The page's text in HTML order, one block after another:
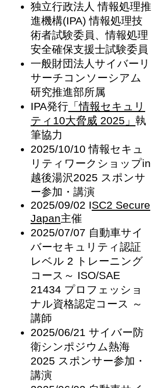
独立行政法人 情報処理推
進機構(IPA) 情報処理技
術者試験委員、情報処理
安全確保支援士試験委員
一般財団法人サイバーリ
サーチコンソーシアム
研究推進部所属
IPA発行 「情報セキュリ
ティ10大脅威 2025」 執
筆協力
2025/10/10 情報セキュ
リティワークショップin
越後湯沢2025 スポンサ
ー参加・講演
2025/09/02 ISC2 Secure
Japan主催
2025/07/07 自動車サイ
バーセキュリティ認証
レベル 2 トレーニング
コース～ ISO/SAE
21434 プロフェッショ
ナル資格認定コース ～
講師
2025/06/21 サイバー防
衛シンポジウム熱海
2025 スポンサー参加・
講演